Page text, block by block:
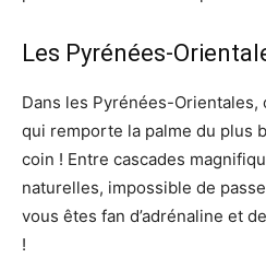
Les Pyrénées-
Dans les Pyrénées-Orientales,
qui remporte la palme du plus
coin ! Entre cascades
naturelles, impossible de
vous êtes fan d’adrénaline et
!